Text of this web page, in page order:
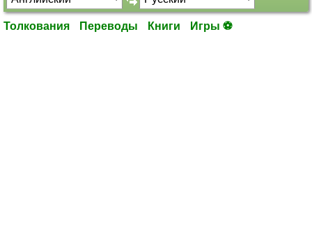
Толкования Переводы Книги Игры ⚽